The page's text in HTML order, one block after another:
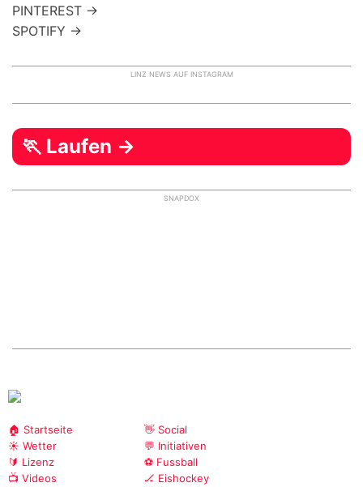
PINTEREST →
SPOTIFY →
LINZ NEWS AUF INSTAGRAM
🏃 Laufen →
SNAPDOX
🏠 Startseite
☀️ Wetter
🔰 Lizenz
📺 Videos
👋 Social
💬 Initiativen
⚽ Fussball
🏒 Eishockey